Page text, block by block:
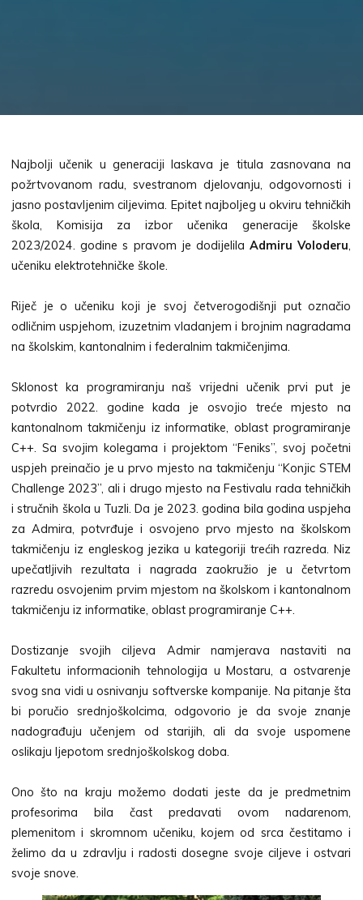
Najbolji učenik u generaciji laskava je titula zasnovana na
požrtvovanom radu, svestranom djelovanju, odgovornosti i
jasno postavljenim ciljevima. Epitet najboljeg u okviru tehničkih
škola, Komisija za izbor učenika generacije školske
2023/2024. godine s pravom je dodijelila Admiru Voloderu
učeniku elektrotehničke škole.
Riječ je o učeniku koji je svoj četverogodišnji put označio
odličnim uspjehom, izuzetnim vladanjem i brojnim nagradama
na školskim, kantonalnim i federalnim takmičenjima.
Sklonost ka programiranju naš vrijedni učenik prvi put je
potvrdio 2022. godine kada je osvojio treće mjesto na
kantonalnom takmičenju iz informatike, oblast programiranje
C++. Sa svojim kolegama i projektom “Feniks”, svoj početni
uspjeh preinačio je u prvo mjesto na takmičenju “Konjic STEM
Challenge 2023”, ali i drugo mjesto na Festivalu rada tehničkih
i stručnih škola u Tuzli. Da je 2023. godina bila godina uspjeha
za Admira, potvrđuje i osvojeno prvo mjesto na školskom
takmičenju iz engleskog jezika u kategoriji trećih razreda. Niz
upečatljivih rezultata i nagrada zaokružio je u četvrtom
razredu osvojenim prvim mjestom na školskom i kantonalnom
takmičenju iz informatike, oblast programiranje C++.
Dostizanje svojih ciljeva Admir namjerava nastaviti na
Fakultetu informacionih tehnologija u Mostaru, a ostvarenje
svog sna vidi u osnivanju softverske kompanije. Na pitanje šta
bi poručio srednjoškolcima, odgovorio je da svoje znanje
nadograđuju učenjem od starijih, ali da svoje uspomene
oslikaju ljepotom srednjoškolskog doba.
Ono što na kraju možemo dodati jeste da je predmetnim
profesorima bila čast predavati ovom nadarenom,
plemenitom i skromnom učeniku, kojem od srca čestitamo i
želimo da u zdravlju i radosti dosegne svoje ciljeve i ostvari
svoje snove.